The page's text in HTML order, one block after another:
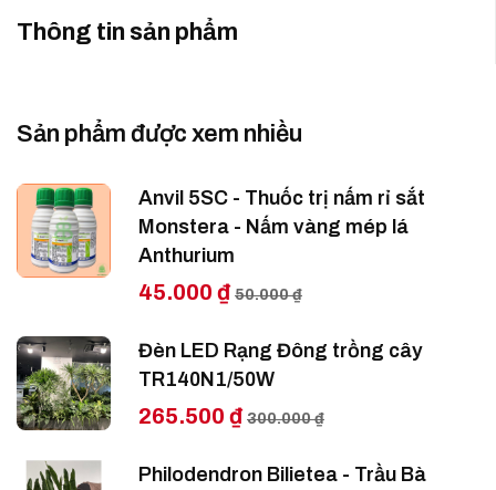
Thông tin sản phẩm
Sản phẩm được xem nhiều
Anvil 5SC - Thuốc trị nấm rỉ sắt
Monstera - Nấm vàng mép lá
Anthurium
45.000 ₫ 50.000 ₫
Đèn LED Rạng Đông trồng cây
TR140N1/50W
265.500 ₫ 300.000 ₫
Philodendron Bilietea - Trầu Bà